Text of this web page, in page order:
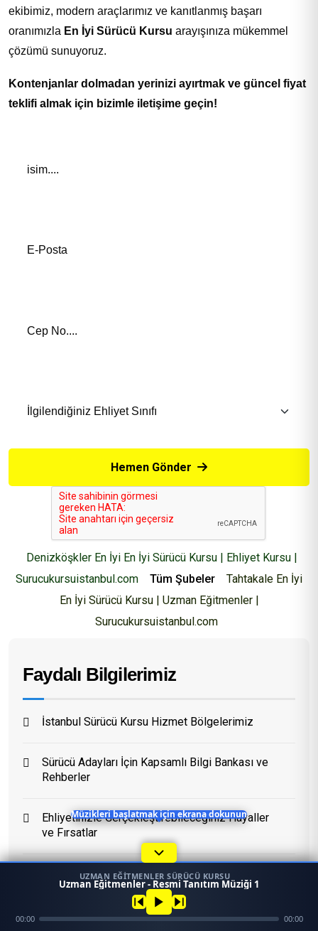
ekibimiz, modern araçlarımız ve kanıtlanmış başarı
oranımızla En İyi Sürücü Kursu arayışınıza mükemmel
çözümü sunuyoruz.
Kontenjanlar dolmadan yerinizi ayırtmak ve güncel fiyat
teklifi almak için bizimle iletişime geçin!
Hemen Gönder
Denizköşkler En İyi En İyi Sürücü Kursu | Ehliyet Kursu |
Surucukursuistanbul.com
Tüm Şubeler
Tahtakale En İyi
En İyi Sürücü Kursu | Uzman Eğitmenler |
Surucukursuistanbul.com
Faydalı Bilgilerimiz
İstanbul Sürücü Kursu Hizmet Bölgelerimiz
Sürücü Adayları İçin Kapsamlı Bilgi Bankası ve
Rehberler
Ehliyetinizle Gerçekleştirebileceğiniz Hayaller
ve Fırsatlar
Dönemsel ve Hızlandırılmış Ehliyet Programları
Sürüş Becerinizi Geliştirmek İçin En Doğru
En Hızlı Sürücü Kursu
Bugün 13:08
Ara
1
Konum Mezun
Müzikleri başlatmak için ekrana dokunun
UZMAN EĞITMENLER SÜRÜCÜ KURSU
Uzman Eğitmenler - Resmi Tanıtım Müziği 1
00:00 00:00